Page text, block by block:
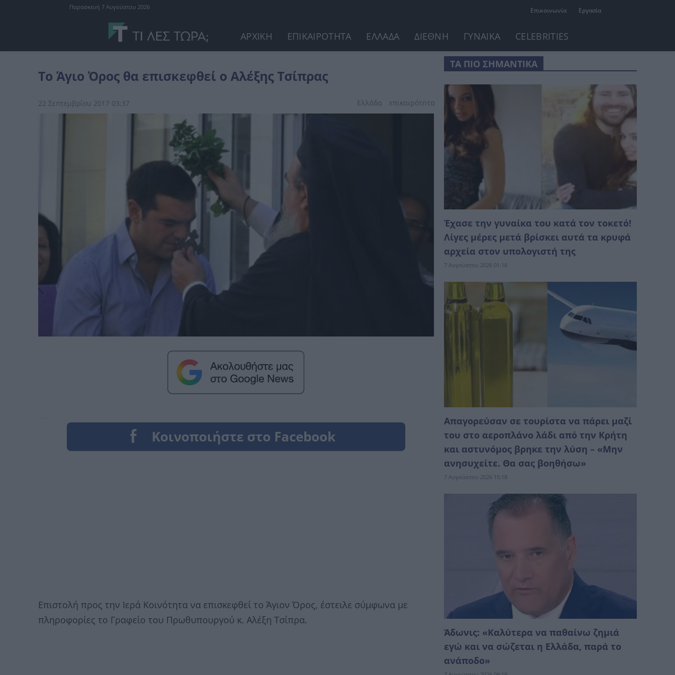
Επικοινωνία Εργασία
Παρασκευή 7 Αυγούστου 2026
ΑΡΧΙΚΗ ΕΠΙΚΑΙΡΟΤΗΤΑ ΕΛΛΑΔΑ ΔΙΕΘΝΗ ΓΥΝΑΙΚΑ CELEBRITIES
Το Άγιο Όρος θα επισκεφθεί ο Αλέξης Τσίπρας
22 Σεπτεμβρίου 2017 03:37 Ελλάδα επικαιpότnτα
Επιστολή προς την Ιερά Κοινότητα να επισκεφθεί το Άγιον Όρος, έστειλε σύμφωνα με
πληροφορίες το Γραφείο του Πρωθυπουργού κ. Αλέξη Τσίπρα.
ΤΑ ΠΙΟ ΣΗΜΑΝΤΙΚΑ
Έχασε την γυναίκα του κατά τον τοκετό!
Λίγες μέρες μετά βρίσκει αυτά τα κρυφά
αρχεία στον υπολογιστή της
7 Αυγούστου 2026 01:18
Απαγορεύσαν σε τουρίστα να πάρει μαζί
του στο αεροπλάνο λάδι από την Κρήτη
και αστυνόμος βρηκε την λύση – «Μην
ανησυχείτε. Θα σας βοηθήσω»
7 Αυγούστου 2026 15:18
Άδωνις: «Καλύτερα να παθαίνω ζημιά
εγώ και να σώζεται η Ελλάδα, παρά το
ανάπoδο»